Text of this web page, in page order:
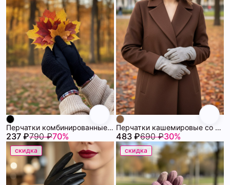
Перчатки комбинированные утепленные 72460525\15
237 ₽790 ₽70%
Перчатки кашемировые со стразами 72460523\1017
483 ₽690 ₽30%
скидка скидка